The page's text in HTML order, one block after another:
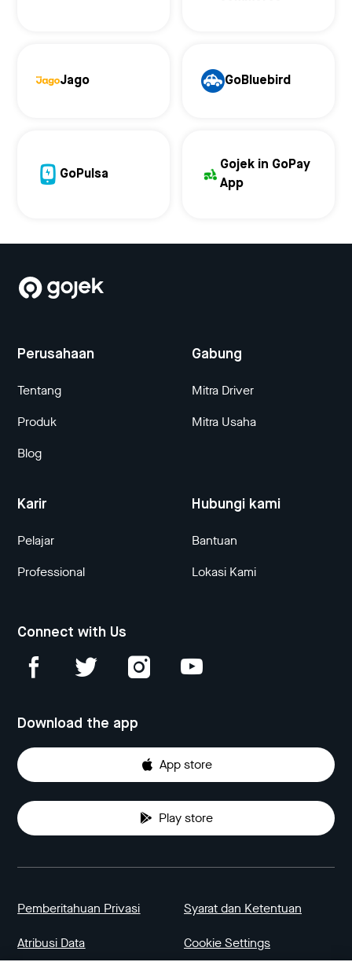
Jago GoBluebird
GoPulsa
Gojek in GoPay
App
Perusahaan
Tentang
Produk
Blog
Gabung
Mitra Driver
Mitra Usaha
Karir
Pelajar
Professional
Hubungi kami
Bantuan
Lokasi Kami
Connect with Us
Download the app
App store
Play store
Pemberitahuan Privasi Syarat dan Ketentuan
Atribusi Data Cookie Settings